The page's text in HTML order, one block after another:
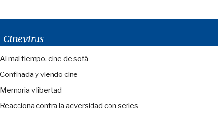
Cinevirus
Al mal tiempo, cine de sofá
Confinada y viendo cine
Memoria y libertad
Reacciona contra la adversidad con series